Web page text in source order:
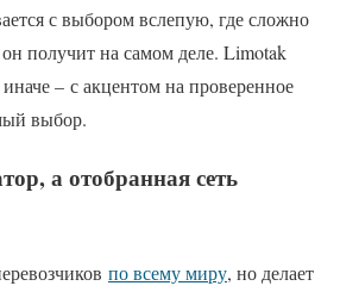
с выбором вслепую, где сложно
получит на самом деле. Limotak
– с акцентом на проверенное
выбор.
а отобранная сеть
по всему миру, но делает